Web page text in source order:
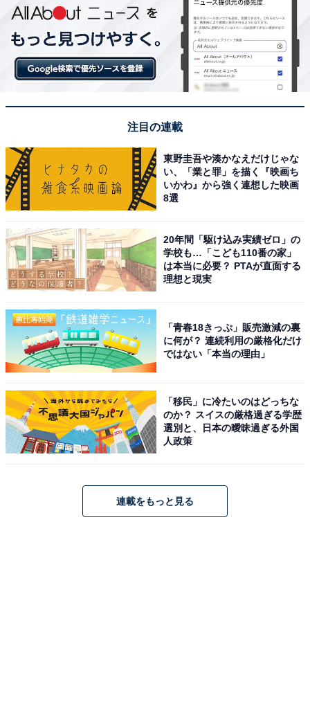
注目の連載
東野圭吾や湊かなえだけじゃな
い、「業と罪」を描く『映画ち
いかわ』から強く連想した映画
8選
20年間「駆け込み実績ゼロ」の
学校も…「こども110番の家」
は本当に必要？ PTAが直面する
理想と現実
「青春18きっぷ」販売激減の裏
に何が？ 連続利用の厳格化だけ
ではない「本当の理由」
「移民」に冷たいのはどっちな
のか？ スイスの厳格過ぎる学歴
選別と、日本の曖昧過ぎる外国
人政策
連載をもっと見る